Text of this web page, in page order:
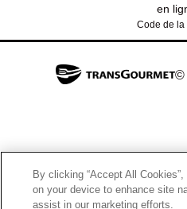
en
Code de la
©
By clicking “Accept All
on your device to enhance site
assist in our marketing efforts.